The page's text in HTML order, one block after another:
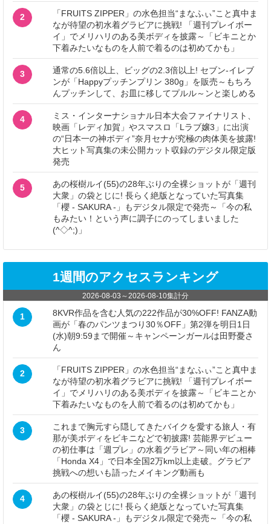
2
「FRUITS ZIPPER」の水色担当“まなふぃ”こと真中ま
なが待望の初水着グラビアに挑戦! 「週刊プレイボー
イ」でメリハリのある美ボディを披露～「ビキニとか
下着みたいなものを人前で着るのは初めてかも」
3
通常の5.6倍以上、ビッグの2.3倍以上! セブン‐イレブ
ンが「Happyプッチンプリン 380g」を販売～もちろ
んプッチンして、お皿に移してプルル～ンと楽しめる
4
ミス・インターナショナル日本大会ファイナリスト、
映画「レディ加賀」やスマスロ「Lラブ嬢3」に出演
の“日本一の神ボディ”奈月セナが究極の肉体美を披露!
大ヒット写真集の未公開カット収録のデジタル限定版
発売
5
あの桜樹ルイ(55)の28年ぶりの全裸ショットが「週刊
大衆」の袋とじに! 長らく絶版となっていた写真集
「櫻 - SAKURA -」もデジタル限定で発売～「今の私
もみたい！という声に調子にのってしまいました
(^◇^;)」
1週間のアクセスランキング
2026-08-03 ～2026-08-10集計分
1
8KVR作品を含む人気の222作品が30%OFF! FANZA動
画が「春のパンツまつり30％OFF」第2弾を明日1日
(水)朝9:59まで開催～キャンペーンガールは田野憂さ
ん
2
「FRUITS ZIPPER」の水色担当“まなふぃ”こと真中ま
なが待望の初水着グラビアに挑戦! 「週刊プレイボー
イ」でメリハリのある美ボディを披露～「ビキニとか
下着みたいなものを人前で着るのは初めてかも」
3
これまで胸元すら隠してきたバイクを愛する旅人・有
那が美ボディをビキニなどで初披露! 芸能界デビュー
の初仕事は「週プレ」の水着グラビア～同い年の相棒
「Honda X4」で日本全国2万km以上走破。グラビア
挑戦への想いも語ったメイキング動画も
4
あの桜樹ルイ(55)の28年ぶりの全裸ショットが「週刊
大衆」の袋とじに! 長らく絶版となっていた写真集
「櫻 - SAKURA -」もデジタル限定で発売～「今の私